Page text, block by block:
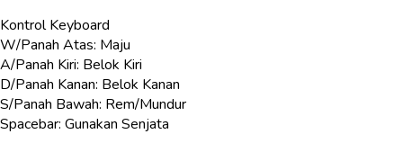
Kontrol Keyboard
W/Panah Atas: Maju
A/Panah Kiri: Belok Kiri
D/Panah Kanan: Belok Kanan
S/Panah Bawah: Rem/Mundur
Spacebar: Gunakan Senjata